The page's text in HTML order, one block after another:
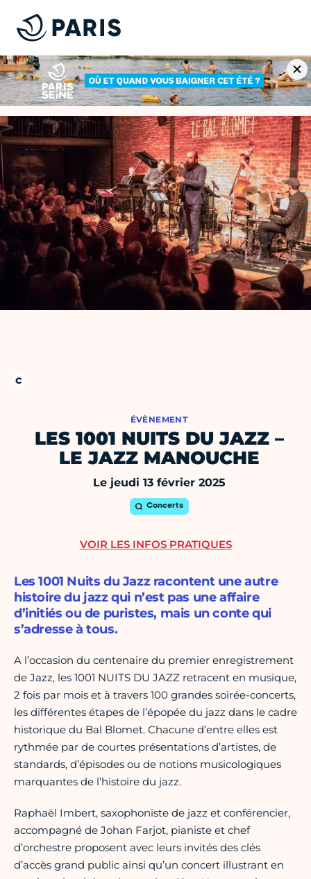
ÉVÈNEMENT
LES 1001 NUITS DU JAZZ –
LE JAZZ MANOUCHE
Le jeudi 13 février 2025
Concerts
Les 1001 Nuits du Jazz racontent une autre
histoire du jazz qui n’est pas une affaire
d’initiés ou de puristes, mais un conte qui
s’adresse à tous.
A l’occasion du centenaire du premier enregistrement
de Jazz, les 1001 NUITS DU JAZZ retracent en musique,
2 fois par mois et à travers 100 grandes soirée-concerts,
les différentes étapes de l’épopée du jazz dans le cadre
historique du Bal Blomet. Chacune d’entre elles est
rythmée par de courtes présentations d’artistes, de
standards, d’épisodes ou de notions musicologiques
marquantes de l’histoire du jazz.
Raphaël Imbert, saxophoniste de jazz et conférencier,
accompagné de Johan Farjot, pianiste et chef
d’orchestre proposent avec leurs invités des clés
d’accès grand public ainsi qu’un concert illustrant en
VOIR LES INFOS PRATIQUES